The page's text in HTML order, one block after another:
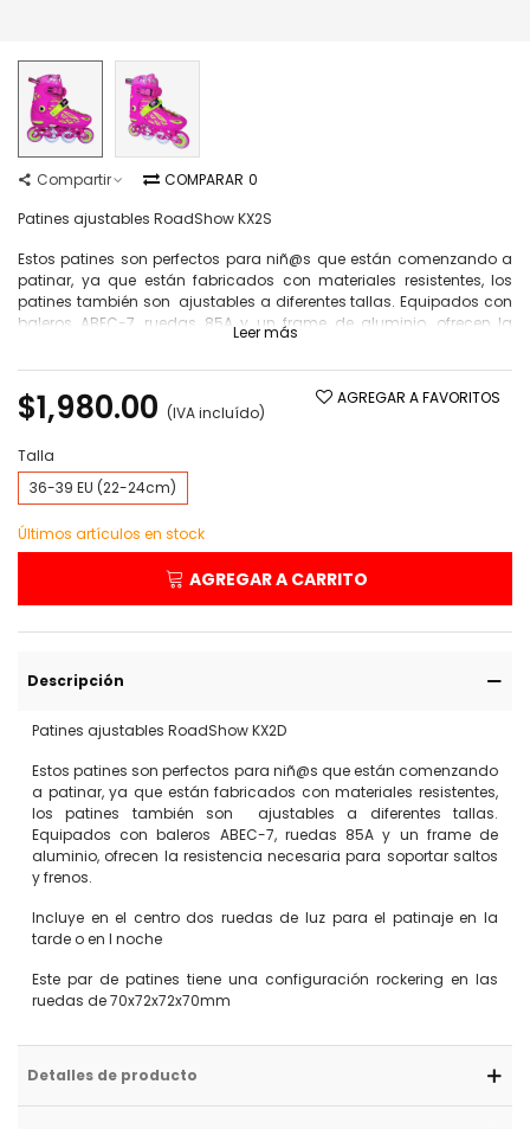
Compartir COMPARAR 0
Patines ajustables RoadShow KX2S
Estos patines son perfectos para niñ@s que están comenzando a
patinar, ya que están fabricados con materiales resistentes, los
patines también son ajustables a diferentes tallas. Equipados con
baleros ABEC-7, ruedas 85A y un frame de aluminio, ofrecen la
resistencia necesaria para soportar saltos y frenos.
Leer más
$1,980.00 (IVA incluído)
AGREGAR A FAVORITOS
Talla
36-39 EU (22-24cm)
Últimos artículos en stock
AGREGAR A CARRITO
Descripción
Patines ajustables RoadShow KX2D
Estos patines son perfectos para niñ@s que están comenzando
a patinar, ya que están fabricados con materiales resistentes,
los patines también son ajustables a diferentes tallas.
Equipados con baleros ABEC-7, ruedas 85A y un frame de
aluminio, ofrecen la resistencia necesaria para soportar saltos
y frenos.
Incluye en el centro dos ruedas de luz para el patinaje en la
tarde o en l noche
Este par de patines tiene una configuración rockering en las
ruedas de 70x72x72x70mm
Detalles de producto